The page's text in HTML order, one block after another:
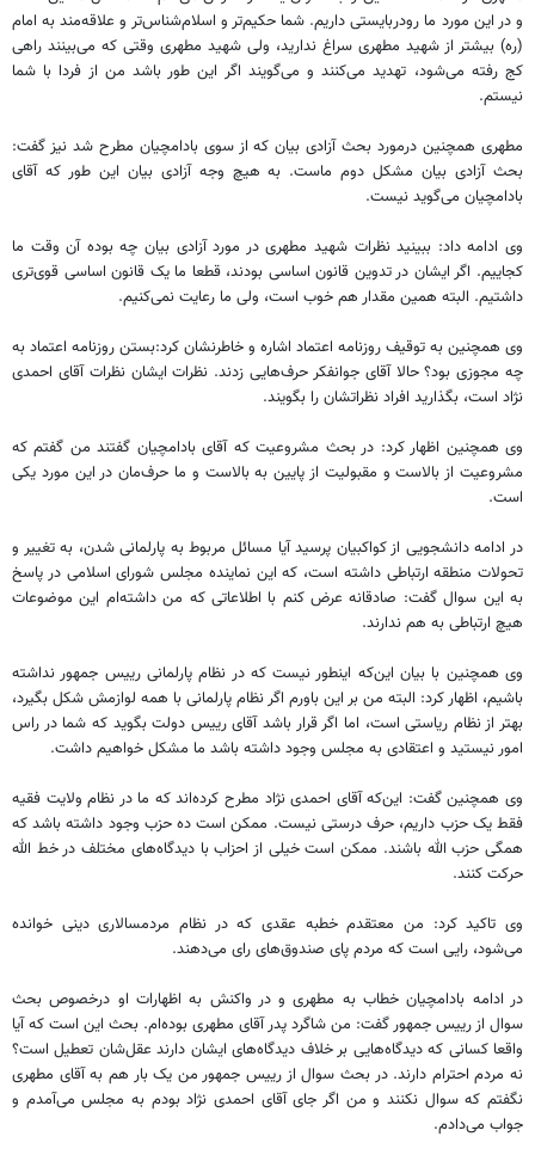
و در این مورد ما رودربایستی داریم. شما حکیم‌تر و اسلام‌شناس‌تر و علاقه‌مند به امام
(ره) بیشتر از شهید مطهری سراغ ندارید، ولی شهید مطهری وقتی که می‌بینند راهی
کج رفته می‌شود، تهدید می‌کنند و می‌گویند اگر این طور باشد من از فردا با شما
نیستم.
مطهری همچنین درمورد بحث آزادی بیان که از سوی بادامچیان مطرح شد نیز گفت:
بحث آزادی بیان مشکل دوم ماست. به هیچ وجه آزادی بیان این طور که آقای
بادامچیان می‌گوید نیست.
وی ادامه داد: ببینید نظرات شهید مطهری در مورد آزادی بیان چه بوده آن وقت ما
کجاییم. اگر ایشان در تدوین قانون اساسی بودند، قطعا ما یک قانون اساسی قوی‌تری
داشتیم. البته همین مقدار هم خوب است، ولی ما رعایت نمی‌کنیم.
وی همچنین به توقیف روزنامه اعتماد اشاره و خاطرنشان کرد:بستن روزنامه اعتماد به
چه مجوزی بود؟ حالا آقای جوانفکر حرف‌هایی زدند. نظرات ایشان نظرات آقای احمدی
نژاد است، بگذارید افراد نظراتشان را بگویند.
وی همچنین اظهار کرد: در بحث مشروعیت که آقای بادامچیان گفتند من گفتم که
مشروعیت از بالاست و مقبولیت از پایین به بالاست و ما حرف‌مان در این مورد یکی
است.
در ادامه دانشجویی از کواکبیان پرسید آیا مسائل مربوط به پارلمانی شدن، به تغییر و
تحولات منطقه ارتباطی داشته است، که این نماینده مجلس شورای اسلامی در پاسخ
به این سوال گفت: صادقانه عرض کنم با اطلاعاتی که من داشته‌ام این موضوعات
هیچ ارتباطی به هم ندارند.
وی همچنین با بیان این‌که اینطور نیست که در نظام پارلمانی رییس جمهور نداشته
باشیم، اظهار کرد: البته من بر این باورم اگر نظام پارلمانی با همه لوازمش شکل بگیرد،
بهتر از نظام ریاستی است، اما اگر قرار باشد آقای رییس دولت بگوید که شما در راس
امور نیستید و اعتقادی به مجلس وجود داشته باشد ما مشکل خواهیم داشت.
وی همچنین گفت: این‌که آقای احمدی نژاد مطرح کرده‌اند که ما در نظام ولایت فقیه
فقط یک حزب داریم، حرف درستی نیست. ممکن است ده حزب وجود داشته باشد که
همگی حزب الله باشند. ممکن است خیلی از احزاب با دیدگاه‌های مختلف در خط الله
حرکت کنند.
وی تاکید کرد:‌ من معتقدم خطبه عقدی که در نظام مردمسالاری دینی خوانده
می‌شود، رایی است که مردم پای صندوق‌های رای می‌دهند.
در ادامه بادامچیان خطاب به مطهری و در واکنش به اظهارات او درخصوص بحث
سوال از رییس جمهور گفت: من شاگرد پدر آقای مطهری بوده‌ام. بحث این است که آیا
واقعا کسانی که دیدگاه‌هایی بر خلاف دیدگاه‌های ایشان دارند عقل‌شان تعطیل است؟
نه مردم احترام دارند. در بحث سوال از رییس جمهور من یک بار هم به آقای مطهری
نگفتم که سوال نکنند و من اگر جای آقای احمدی نژاد بودم به مجلس می‌آمدم و
جواب می‌دادم.